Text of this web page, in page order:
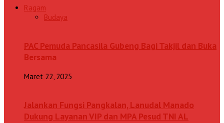
Ragam
Budaya
PAC Pemuda Pancasila Gubeng Bagi Takjil dan Buka
Bersama
Maret 22, 2025
Jalankan Fungsi Pangkalan, Lanudal Manado
Dukung Layanan VIP dan MPA Pesud TNI AL